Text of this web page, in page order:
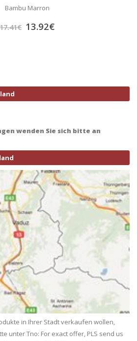
Bambu Marron
17.41€ 13.92€
wenden Sie sich bitte an
in Ihrer Stadt verkaufen wollen,
unter Tno: For exact offer, PLS send us